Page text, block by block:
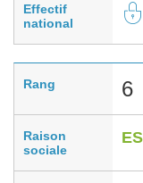
Effectif
national
Rang 6
Raison
sociale